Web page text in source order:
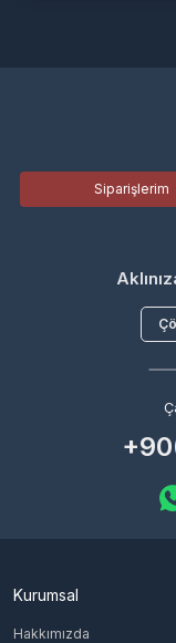
Siparişlerim
Kurumsal
Hakkımızda